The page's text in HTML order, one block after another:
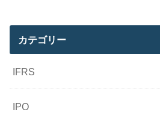
カテゴリー
IFRS
IPO